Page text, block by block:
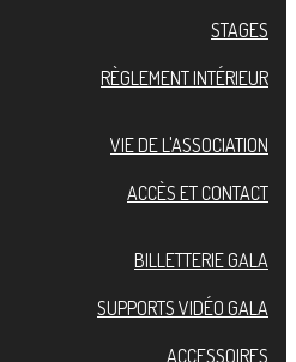
STAGES
RÈGLEMENT INTÉRIEUR
VIE DE L'ASSOCIATION
ACCÈS ET CONTACT
BILLETTERIE GALA
SUPPORTS VIDÉO GALA
ACCESSOIRES